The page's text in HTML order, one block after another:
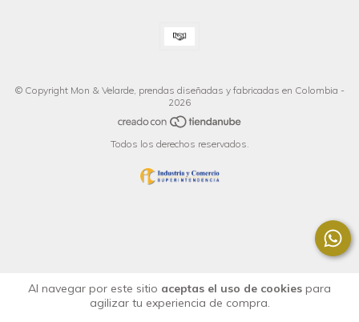
Al navegar por este sitio aceptas el uso de cookies para
agilizar tu experiencia de compra.
© Copyright Mon & Velarde, prendas diseñadas y fabricadas en Colombia -
2026
Todos los derechos reservados.